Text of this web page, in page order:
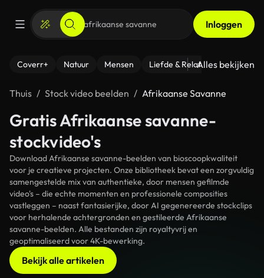
Inloggen
Coverr+ Natuur Mensen Liefde & Relaties - Fitness
Alles bekijken
Thuis Stock video beelden Afrikaanse Savanne
Gratis Afrikaanse savanne-
stockvideo's
Download Afrikaanse savanne-beelden van bioscoopkwaliteit
voor je creatieve projecten. Onze bibliotheek bevat een zorgvuldig
samengestelde mix van authentieke, door mensen gefilmde
video's – die echte momenten en professionele composities
vastleggen – naast fantasierijke, door AI gegenereerde stockclips
voor herhalende achtergronden en gestileerde Afrikaanse
savanne-beelden. Alle bestanden zijn royaltyvrij en
geoptimaliseerd voor 4K-bewerking.
Bekijk alle artikelen